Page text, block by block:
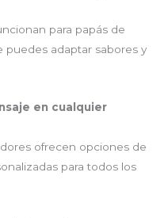
para papás de
puedes adaptar sabores y
en cualquier
ofrecen opciones de
para todos los